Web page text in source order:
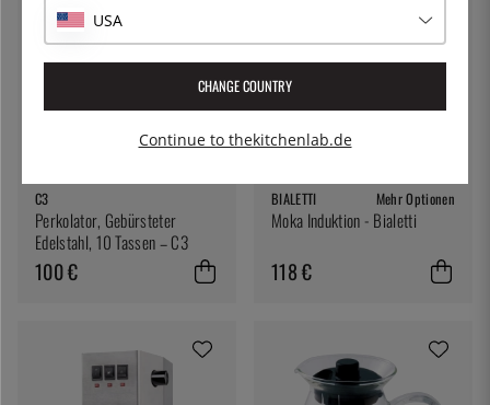
C3
Perkolator, Gebürsteter
Edelstahl, 10 Tassen – C3
100 €
BIALETTI Mehr Optionen
Moka Induktion - Bialetti
118 €
USA
CHANGE COUNTRY
Continue to thekitchenlab.de